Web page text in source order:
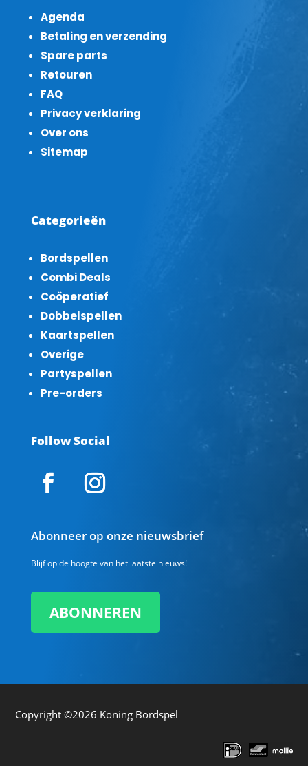
Agenda
Betaling en verzending
Spare parts
Retouren
FAQ
Privacy verklaring
Over ons
Sitemap
Categorieën
Bordspellen
Combi Deals
Coöperatief
Dobbelspellen
Kaartspellen
Overige
Partyspellen
Pre-orders
Follow Social
Abonneer op onze nieuwsbrief
Blijf op de hoogte van het laatste nieuws!
ABONNEREN
Copyright ©2026 Koning Bordspel